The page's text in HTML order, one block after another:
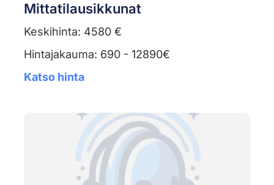
Mittatilausikkunat
Keskihinta: 4580 €
Hintajakauma: 690 - 12890€
Katso hinta